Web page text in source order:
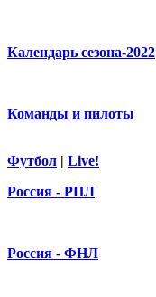
Календарь сезона-2022
Команды и пилоты
Футбол | Live!
Россия - РПЛ
Россия - ФНЛ